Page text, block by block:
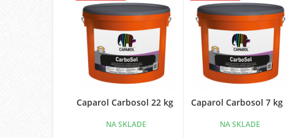
Caparol Carbosol 22 kg
NA SKLADE
Caparol Carbosol 7 kg
NA SKLADE